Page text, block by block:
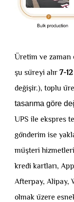
Üretim ve zaman
şu süreyi alır 7-
değişir.), toplu
tasarıma göre
UPS ile ekspres
gönderim ise
müşteri
kredi kartları,
Afterpay, Alipay,
olmak üzere